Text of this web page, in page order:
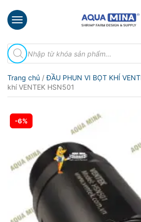
×
chủ
thiệu
Sản
Đầu
Bọt
Khí
Ventek
Tìm
kiếm
sản
Trang chủ /ĐẦU PHUN VI BỌT KHÍ
khí VENTEK HSN501
-6%